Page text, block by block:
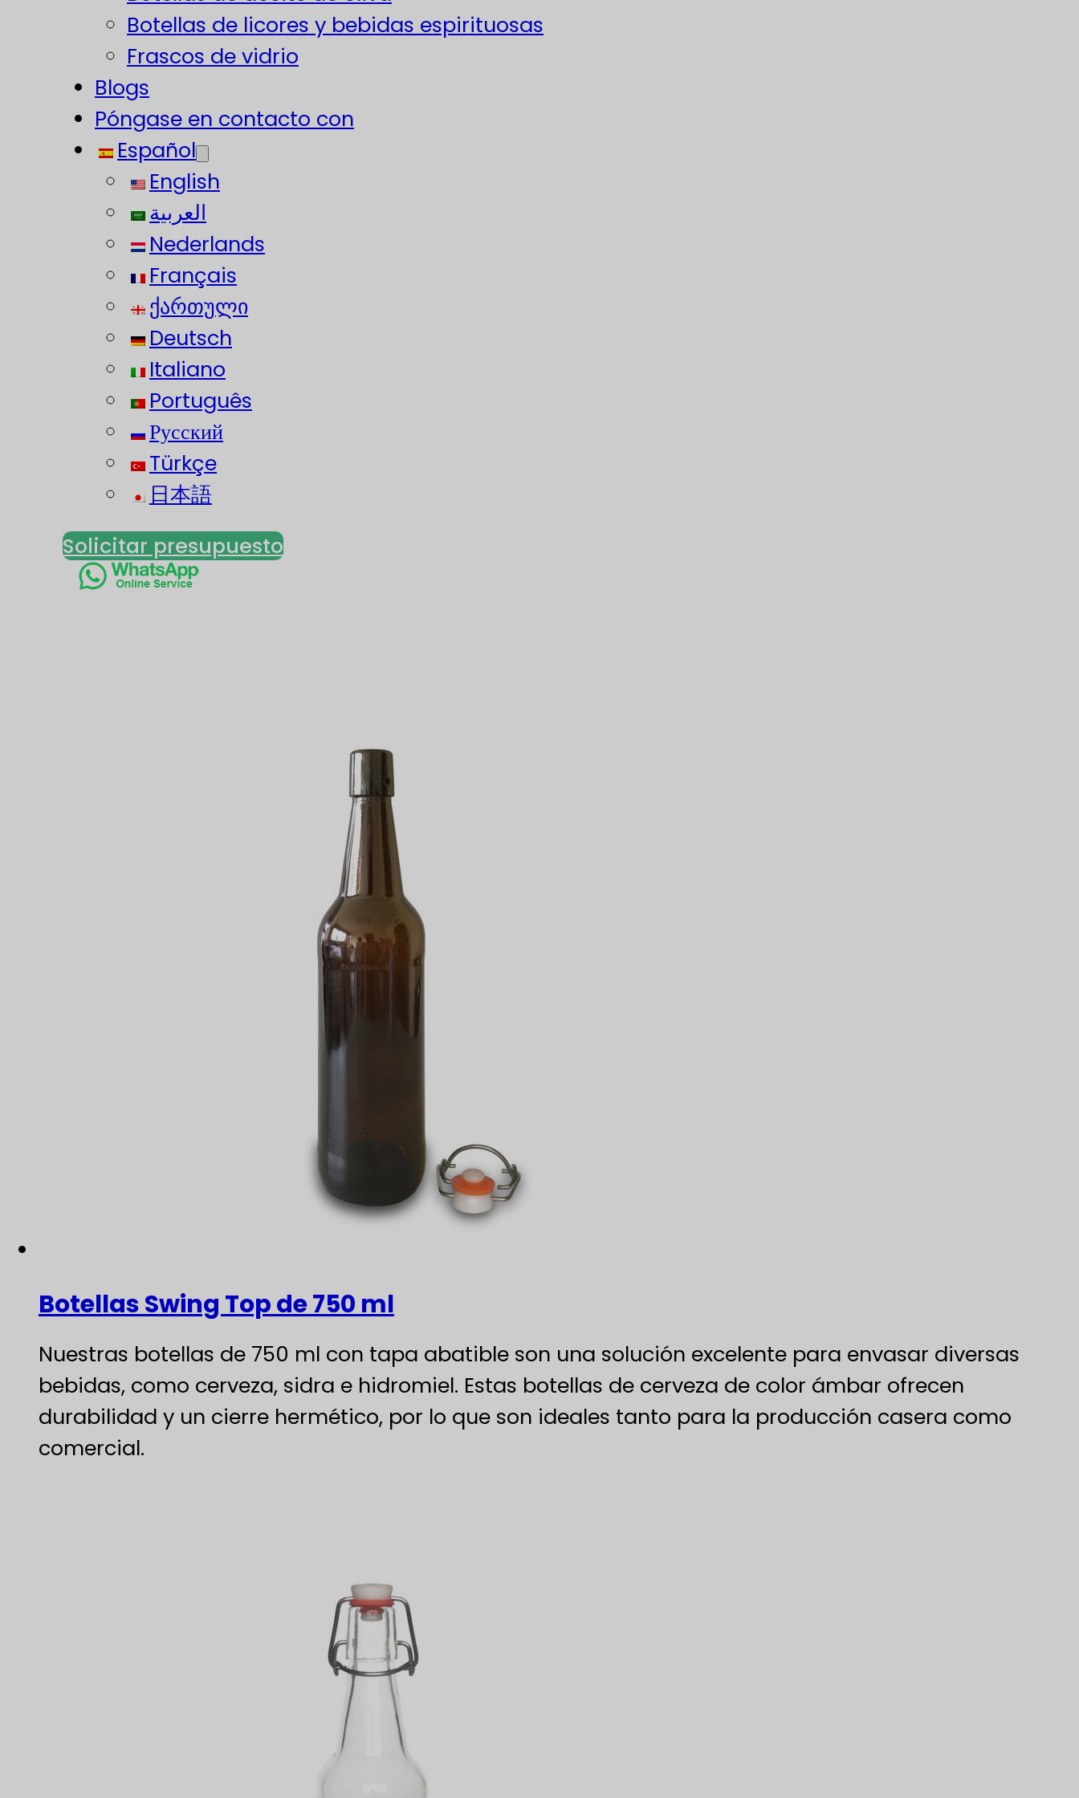
Botellas de licores y bebidas espirituosas
Frascos de vidrio
Blogs
Póngase en contacto con
Español
English
العربية
Nederlands
Français
ქართული
Deutsch
Italiano
Português
Русский
Türkçe
日本語
Solicitar presupuesto
Botellas Swing Top de 750 ml
Nuestras botellas de 750 ml con tapa abatible son una solución excelente para envasar diversas
bebidas, como cerveza, sidra e hidromiel. Estas botellas de cerveza de color ámbar ofrecen
durabilidad y un cierre hermético, por lo que son ideales tanto para la producción casera como
comercial.